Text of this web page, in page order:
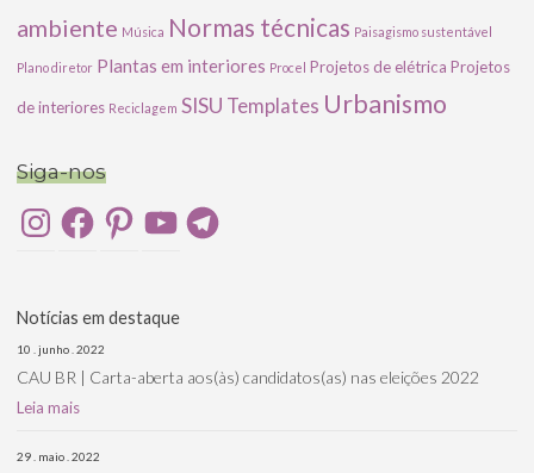
ambiente Música Normas técnicas Paisagismo sustentável
Plano diretor Plantas em interiores Procel Projetos de elétrica Projetos
de interiores Reciclagem SISU Templates Urbanismo
Siga-nos
InstagramFacebookPinterestYouTubeTelegram
Notícias em destaque
10 . junho . 2022
CAU BR | Carta-aberta aos(às) candidatos(as) nas eleições 2022
Leia mais
29 . maio . 2022